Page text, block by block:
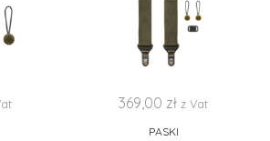
369,00 zł z Vat
PASKI